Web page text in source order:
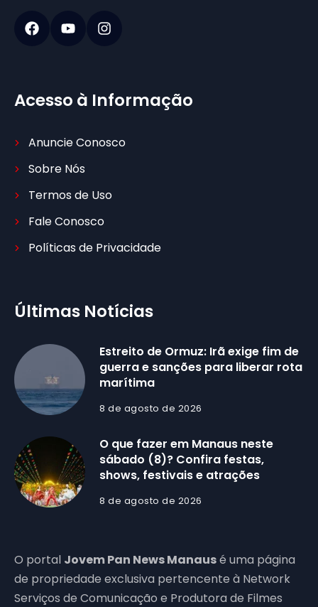
Acesso à Informação
Anuncie Conosco
Sobre Nós
Termos de Uso
Fale Conosco
Políticas de Privacidade
Últimas Notícias
Estreito de Ormuz: Irã exige fim de
guerra e sanções para liberar rota
marítima
8 de agosto de 2026
O que fazer em Manaus neste
sábado (8)? Confira festas,
shows, festivais e atrações
8 de agosto de 2026
O portal Jovem Pan News Manausé uma página
de propriedade exclusiva pertencente à Network
Serviços de Comunicação e Produtora de Filmes